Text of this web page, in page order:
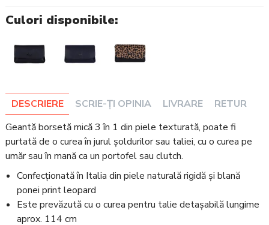
Culori disponibile:
DESCRIERE SCRIE-ȚI OPINIA LIVRARE
RETUR
Geantă borsetă mică 3 în 1 din piele texturată, poate fi
purtată de o curea în jurul șoldurilor sau taliei, cu o curea pe
umăr sau în mană ca un portofel sau clutch.
Confecționată în Italia din piele naturală rigidă și blană
ponei print leopard
Este prevăzută cu o curea pentru talie detașabilă lungime
aprox. 114 cm